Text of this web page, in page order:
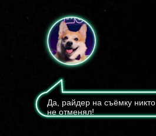
Да, райдер на съёмку никто
не отменял!